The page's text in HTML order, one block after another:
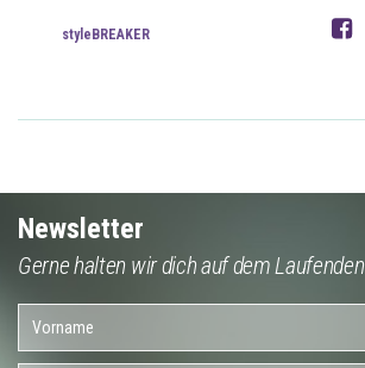
styleBREAKER
Newsletter
Gerne halten wir dich auf dem Laufenden